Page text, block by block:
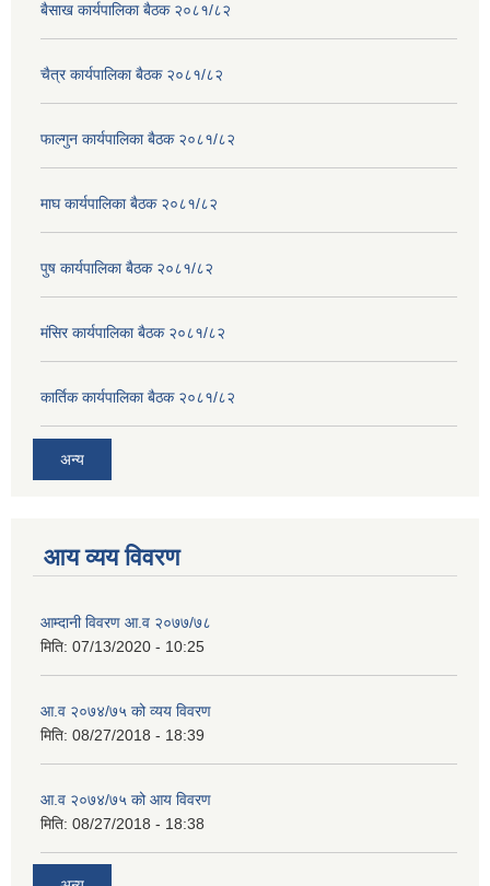
बैसाख कार्यपालिका बैठक २०८१/८२
चैत्र कार्यपालिका बैठक २०८१/८२
फाल्गुन कार्यपालिका बैठक २०८१/८२
माघ कार्यपालिका बैठक २०८१/८२
पुष कार्यपालिका बैठक २०८१/८२
मंसिर कार्यपालिका बैठक २०८१/८२
कार्तिक कार्यपालिका बैठक २०८१/८२
अन्य
आय व्यय विवरण
आम्दानी विवरण आ.व २०७७/७८
मिति: 07/13/2020 - 10:25
आ.व २०७४/७५ को व्यय विवरण
मिति: 08/27/2018 - 18:39
आ.व २०७४/७५ को आय विवरण
मिति: 08/27/2018 - 18:38